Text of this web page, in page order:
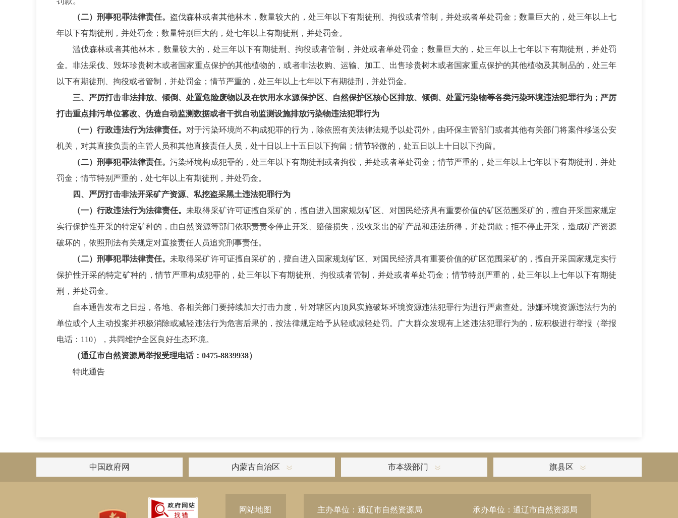
（二）刑事犯罪法律责任。 盗伐森林或者其他林木，数量较大的，处三年以下有期徒刑、拘役或者管制，并处或者单处罚金；数量巨大的，处三年以上七
年以下有期徒刑，并处罚金；数量特别巨大的，处七年以上有期徒刑，并处罚金。
滥伐森林或者其他林木，数量较大的，处三年以下有期徒刑、拘役或者管制，并处或者单处罚金；数量巨大的，处三年以上七年以下有期徒刑，并处罚
金。非法采伐、毁坏珍贵树木或者国家重点保护的其他植物的，或者非法收购、运输、加工、出售珍贵树木或者国家重点保护的其他植物及其制品的，处三年
以下有期徒刑、拘役或者管制，并处罚金；情节严重的，处三年以上七年以下有期徒刑，并处罚金。
三、严厉打击非法排放、倾倒、处置危险废物以及在饮用水水源保护区、自然保护区核心区排放、倾倒、处置污染物等各类污染环境违法犯罪行为；严厉
打击重点排污单位篡改、伪造自动监测数据或者干扰自动监测设施排放污染物违法犯罪行为
（一）行政违法行为法律责任。 对于污染环境尚不构成犯罪的行为，除依照有关法律法规予以处罚外，由环保主管部门或者其他有关部门将案件移送公安
机关，对其直接负责的主管人员和其他直接责任人员，处十日以上十五日以下拘留；情节轻微的，处五日以上十日以下拘留。
（二）刑事犯罪法律责任。污染环境构成犯罪的，处三年以下有期徒刑或者拘役，并处或者单处罚金；情节严重的，处三年以上七年以下有期徒刑，并处
罚金；情节特别严重的，处七年以上有期徒刑，并处罚金。
四、严厉打击非法开采矿产资源、私挖盗采黑土违法犯罪行为
（一）行政违法行为法律责任。 未取得采矿许可证擅自采矿的，擅自进入国家规划矿区、对国民经济具有重要价值的矿区范围采矿的，擅自开采国家规定
实行保护性开采的特定矿种的，由自然资源等部门依职责责令停止开采、赔偿损失，没收采出的矿产品和违法所得，并处罚款；拒不停止开采，造成矿产资源
破坏的，依照刑法有关规定对直接责任人员追究刑事责任。
（二）刑事犯罪法律责任。 未取得采矿许可证擅自采矿的，擅自进入国家规划矿区、对国民经济具有重要价值的矿区范围采矿的，擅自开采国家规定实行
保护性开采的特定矿种的，情节严重构成犯罪的，处三年以下有期徒刑、拘役或者管制，并处或者单处罚金；情节特别严重的，处三年以上七年以下有期徒
刑，并处罚金。
自本通告发布之日起，各地、各相关部门要持续加大打击力度，针对辖区内顶风实施破坏环境资源违法犯罪行为进行严肃查处。涉嫌环境资源违法行为的
单位或个人主动投案并积极消除或减轻违法行为危害后果的，按法律规定给予从轻或减轻处罚。广大群众发现有上述违法犯罪行为的，应积极进行举报（举报
电话： 110），共同维护全区良好生态环境。
（通辽市自然资源局举报受理电话： 0475-8839938）
特此通告
中国政府网 内蒙古自治区 市本级部门 旗县区
网站地图 主办单位：通辽市自然资源局 承办单位：通辽市自然资源局